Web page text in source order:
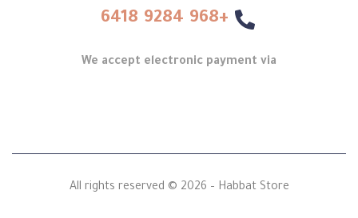
+968 9284 6418
We accept electronic payment via
All rights reserved © 2026 – Habbat Store